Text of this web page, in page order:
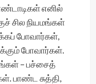
எனில்
சில நியமங்கள்
போவார்கள்,
போவார்கள்.
– பச்சைத்
பாண்ட சுத்தி,